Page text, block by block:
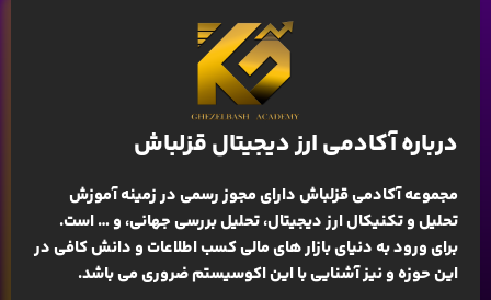
درباره آکادمی ارز دیجیتال قزلباش
مجموعه آکادمی قزلباش دارای مجوز رسمی در زمینهآموزش
تحلیل و تکنیکال ارز دیجیتال، تحلیل بررسی جهانی، و … است.
برای ورود به دنیای بازار های مالی کسب اطلاعات و دانش کافی در
این حوزه و نیز آشنایی با این اکوسیستم ضروری می باشد.